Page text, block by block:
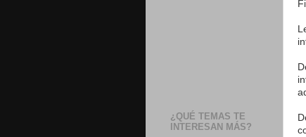
¿QUÉ TEMAS TE
INTERESAN MÁS?